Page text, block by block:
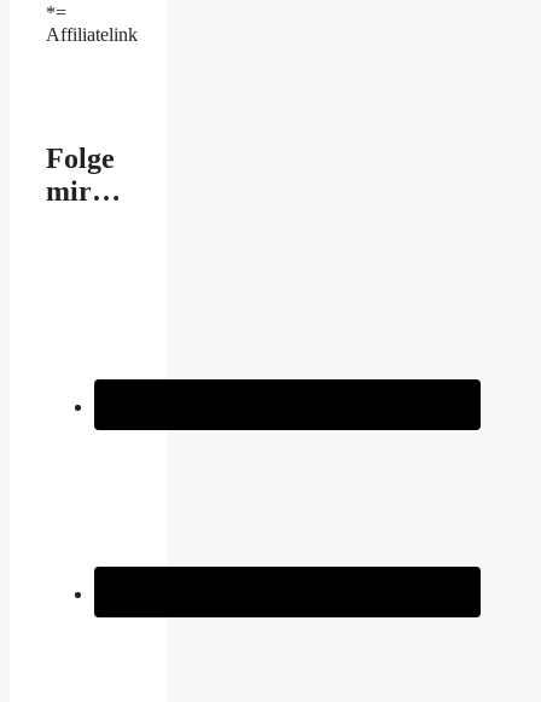
*=
Affiliatelink
Folge
mir…